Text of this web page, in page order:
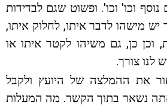
וכו' וכו'. ופשוט שגם לבדידות
מישהו לדבר איתו, לחלוק איתו,
וכן כן, גם משיהו לקטר איתו או
לנו צורך.
את ההמלצה של היועץ ולקבל
נשאר בתוך הקשר. מה המעלות